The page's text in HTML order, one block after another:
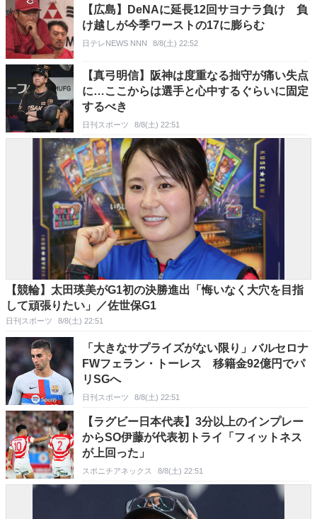
【広島】DeNAに延長12回サヨナラ負け 負
け越しが今季ワーストの17に膨らむ
日テレNEWS NNN 8/8(土) 22:52
【真弓明信】阪神は度重なる拙守が痛い失点
に…ここからは選手と心中するぐらいに固定
するべき
日刊スポーツ 8/8(土) 22:51
【競輪】太田瑛美がG1初の決勝進出「悔いなく大穴を目指
して頑張りたい」／佐世保G1
日刊スポーツ 8/8(土) 22:51
「大きなサプライズがない限り」バルセロナ
FWフェラン・トーレス 移籍金92億円でパ
リSGへ
日刊スポーツ 8/8(土) 22:51
【ラグビー日本代表】3分以上のインプレー
からSO伊藤が代表初トライ「フィットネス
が上回った」
スポニチアネックス 8/8(土) 22:51